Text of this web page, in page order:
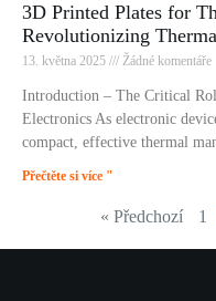
3D Printed Plates for
Revolutionizing
13. května 2025 Žádné komentáře
Introduction – The Critical
Electronics As electronic
compact, effective thermal
Přečtěte si více "
« Předchozí 1